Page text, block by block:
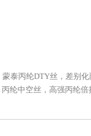
蒙泰丙纶DTY丝 ， 差别
丙纶中空丝 ， 高强丙纶倍